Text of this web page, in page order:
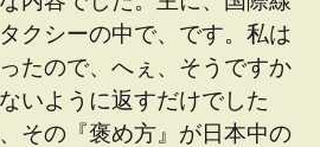
クシーの中で、です。私は
たので、へぇ、そうですか
いように返すだけでした
その『褒め方』が日本中の